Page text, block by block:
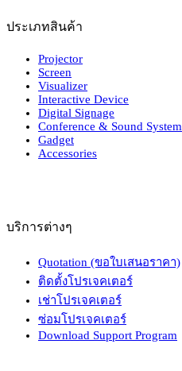
ประเภทสินค้า
Projector
Screen
Visualizer
Interactive Device
Digital Signage
Conference & Sound System
Gadget
Accessories
บริการต่างๆ
Quotation (ขอใบเสนอราคา)
ติดตั้งโปรเจคเตอร์
เช่าโปรเจคเตอร์
ซ่อมโปรเจคเตอร์
Download Support Program